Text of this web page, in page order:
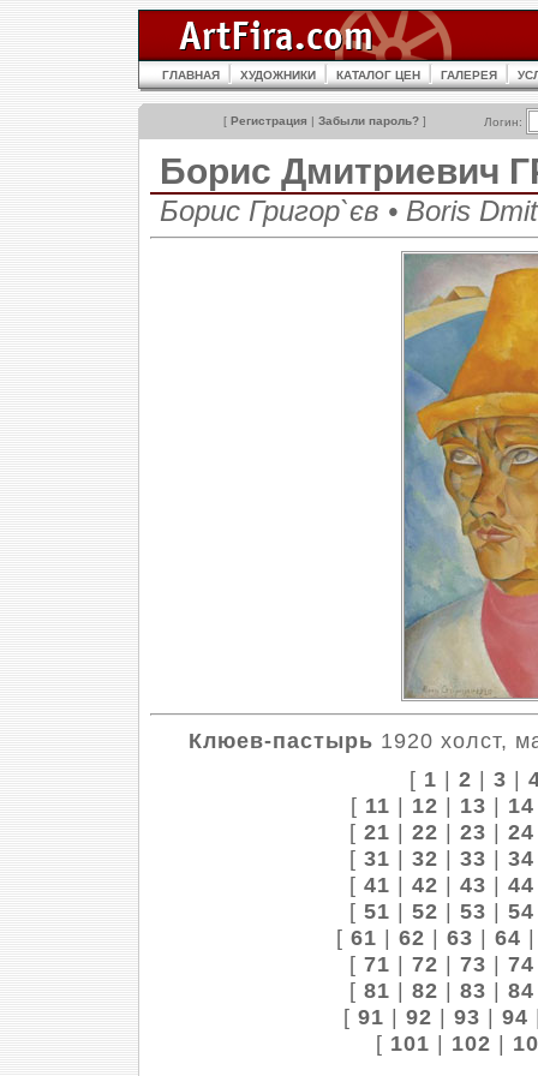
ГЛАВНАЯ ХУДОЖНИКИ КАТАЛОГ ЦЕН ГАЛЕРЕЯ
[ Регистрация | Забыли пароль? ] Логин:
Борис Дмитриевич
Борис Григор`єв • Boris
Клюев-пастырь 1920 холст,
[ 1 | 2 | 3 |
[ 11 | 12 | 13 | 14
[ 21 | 22 | 23 | 24
[ 31 | 32 | 33 | 34
[ 41 | 42 | 43 | 44
[ 51 | 52 | 53 | 54
[ 61 | 62 | 63 | 64
[ 71 | 72 | 73 | 74
[ 81 | 82 | 83 | 84
[ 91 | 92 | 93 | 94
[ 101 | 102 |